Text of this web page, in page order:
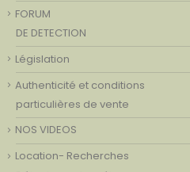
FORUM
DE DETECTION
Législation
Authenticité et conditions
particulières de vente
NOS VIDEOS
Location- Recherches